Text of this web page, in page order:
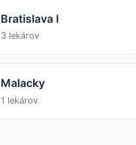
Bratislava I
3 lekárov
Malacky
1 lekárov